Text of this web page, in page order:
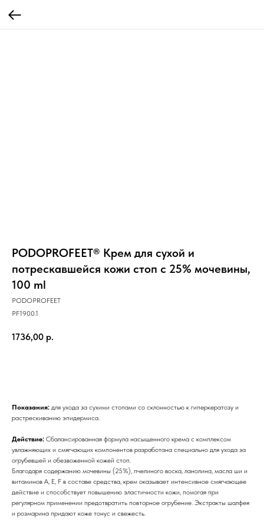
PODOPROFEET® Крем для сухой и
потрескавшейся кожи стоп с 25% мочевины,
100 ml
PODOPROFEET
PF1900.1
1736,00 р.
Показания: для ухода за сухими стопами со склонностью к гиперкератозу и
растрескиванию эпидермиса.
Действие: Сбалансированная формула насыщенного крема с комплексом
увлажняющих и смягчающих компонентов разработана специально для ухода за
огрубевшей и обезвоженной кожей стоп.
Благодаря содержанию мочевины (25%), пчелиного воска, ланолина, масла ши и
витаминов A, E, F в составе средства, крем оказывает интенсивное смягчающее
действие и способствует повышению эластичности кожи, помогая при
регулярном применении предотвратить повторное огрубение. Экстракты шалфея
и розмарина придают коже тонус и свежесть.